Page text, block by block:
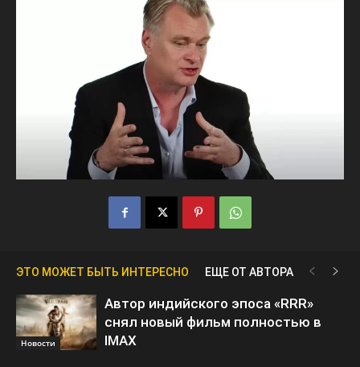
ЭТО МОЖЕТ БЫТЬ ИНТЕРЕСНО ЕЩЕ ОТ АВТОРА
Новости
Автор индийского эпоса «RRR»
снял новый фильм полностью в
IMAX